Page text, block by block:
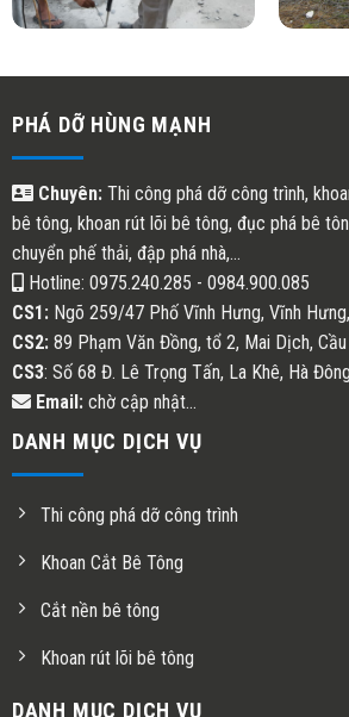
PHÁ DỠ HÙNG MẠNH
Chuyên:Thi công phá dỡ công trình,
bê tông, khoan rút lõi bê tông, đục phá bê
chuyển phế thải, đập phá nhà,...
Hotline: 0975.240.285 - 0984.900.085
CS1:Ngõ 259/47 Phố Vĩnh Hưng, Vĩnh
CS2:89 Phạm Văn Đồng, tổ 2, Mai Dịch, Cầu
CS3: Số 68 Đ. Lê Trọng Tấn, La Khê, Hà
Email: chờ cập nhật...
DANH MỤC DỊCH VỤ
Thi công phá dỡ công trình
Khoan Cắt Bê Tông
Cắt nền bê tông
Khoan rút lõi bê tông
DANH MỤC DỊCH VỤ